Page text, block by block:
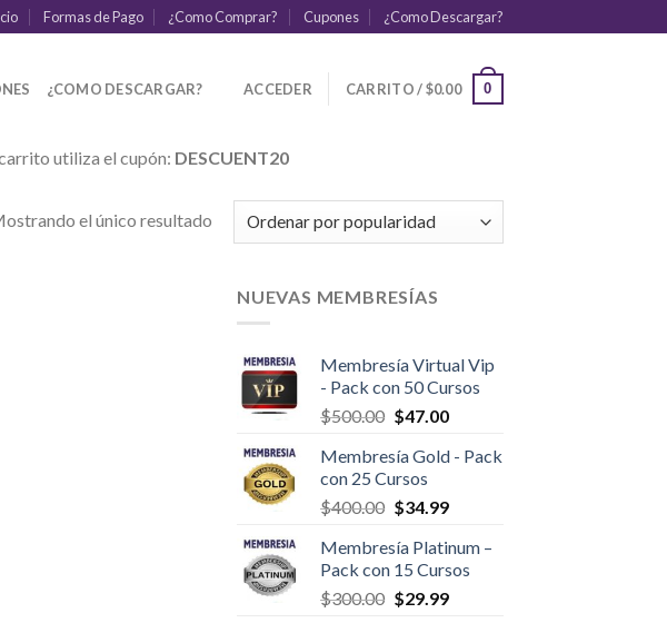
Formas de Pago ¿Como Comprar? Cupones ¿Como Descargar?
¿COMO DESCARGAR? ACCEDER CARRITO /$0.00 0
utiliza el cupón: DESCUENT20
el único resultado
NUEVAS MEMBRESÍAS
Membresía Virtual Vip
- Pack con 50 Cursos
$500.00 $47.00
Membresía Gold - Pack
con 25 Cursos
$400.00 $34.99
Membresía Platinum –
Pack con 15 Cursos
$300.00 $29.99